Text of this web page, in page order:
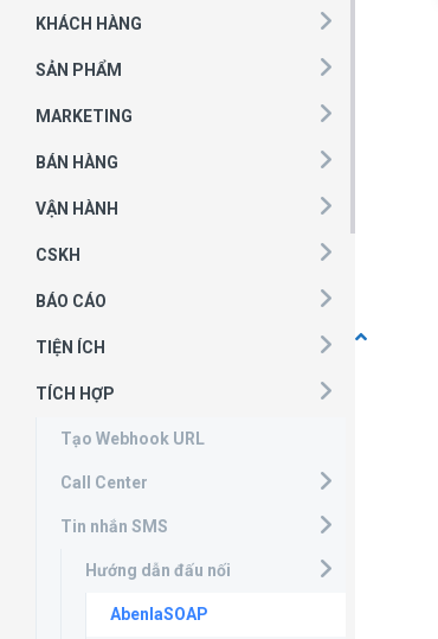
KHÁCH HÀNG
SẢN PHẨM
MARKETING
BÁN HÀNG
VẬN HÀNH
CSKH
BÁO CÁO
TIỆN ÍCH
TÍCH HỢP
Tạo Webhook URL
Call Center
Tin nhắn SMS
Hướng dẫn đấu nối
AbenlaSOAP